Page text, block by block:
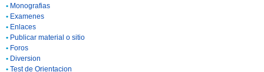
• Monografias
• Examenes
• Enlaces
• Publicar material o sitio
• Foros
• Diversion
• Test de Orientacion